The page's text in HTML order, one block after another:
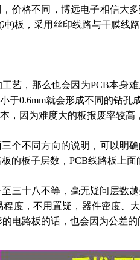
，价格不同，博远电子相信大
冲)板，采用丝印线路与干膜线
艺，那么也会因为PCB本身
于0.6mm就会形成不同的钻孔
，因为难度大的板报废率较高
三个不同方向的说明，可以明
的板子层数， PCB线路板上面
十八不等，毫无疑问层数
度，不用置疑，器件密度、
电路板的话，也会因为公差的